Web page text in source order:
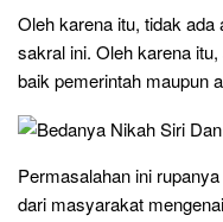
Oleh karena itu, tidak
sakral ini. Oleh karena
baik pemerintah maupun
Permasalahan ini
dari masyarakat